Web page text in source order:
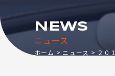
ニュース
NEWS
ホーム ニュース ２０